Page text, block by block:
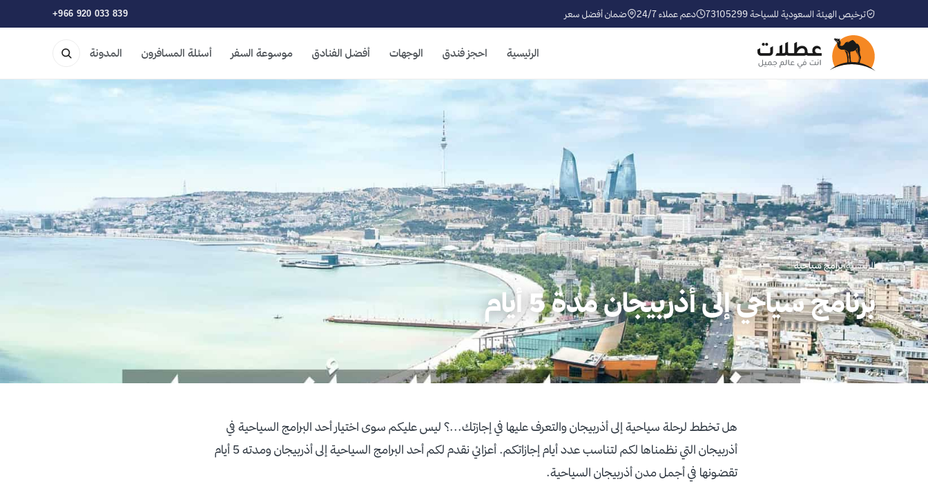
ترخيص الهيئة السعودية للسياحة 73105299 دعم عملاء 24/7 ضمان أفضل سعر +966 920 033 839
الرئيسية احجز فندق الوجهات أفضل الفنادق موسوعة السفر أسئلة المسافرون المدونة
الرئيسية›برامج سياحية
برنامج سياحي إلى أذربيجان مدة 5 أيام
🗓 5 يوم
هل تخطط لرحلة سياحية إلى أذربيجان والتعرف عليها في إجازتك...؟ ليس عليكم سوى اختيار أحد البرامج السياحية في
أذربيجان التي نظمناها لكم لتناسب عدد أيام إجازاتكم. أعزائي نقدم لكم أحد البرامج السياحية إلى أذربيجان ومدته 5 أيام
تقضونها في أجمل مدن أذربيجان السياحية.